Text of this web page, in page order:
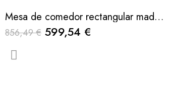
Mesa de comedor rectangular madera de pino reciclado - patas madera negra 220x100x76cm
856,49 € 599,54 €